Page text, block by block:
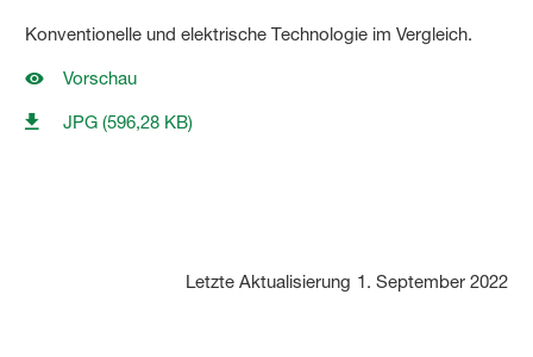
Konventionelle und elektrische Technologie im Vergleich.
Vorschau
JPG (596,28 KB)
Letzte Aktualisierung 1. September 2022